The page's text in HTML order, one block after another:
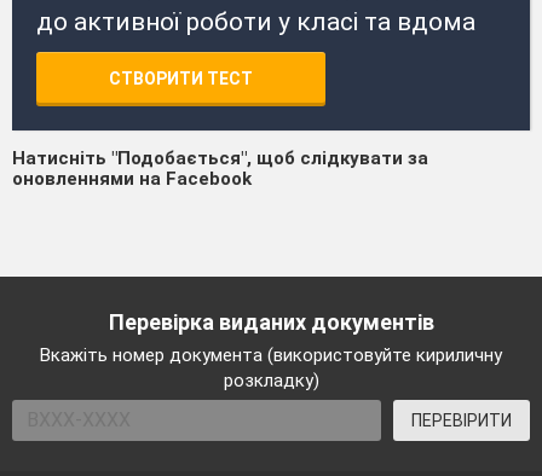
до активної роботи у класі та вдома
СТВОРИТИ ТЕСТ
Натисніть "Подобається", щоб слідкувати за
оновленнями на Facebook
Перевірка виданих документів
Вкажіть номер документа (використовуйте кириличну
розкладку)
ПЕРЕВІРИТИ